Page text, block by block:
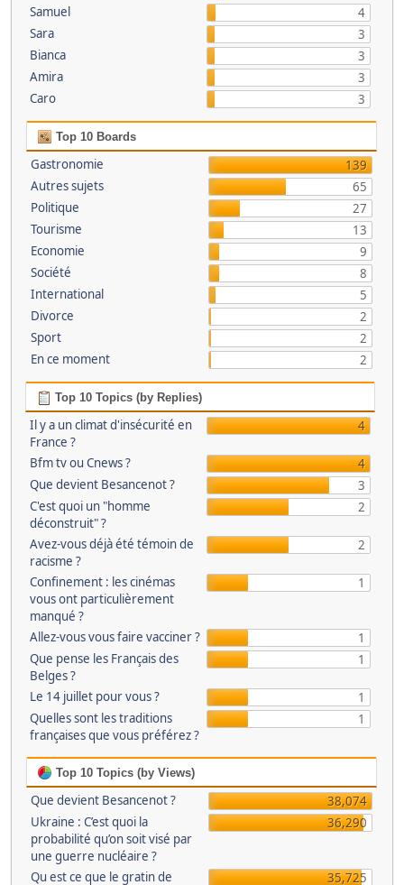
Samuel
4
Sara
3
Bianca
3
Amira
3
Caro
3
Top 10 Boards
Gastronomie
139
Autres sujets
65
Politique
27
Tourisme
13
Economie
9
Société
8
International
5
Divorce
2
Sport
2
En ce moment
2
Top 10 Topics (by Replies)
Il y a un climat d'insécurité en
France ?
4
Bfm tv ou Cnews ?
4
Que devient Besancenot ?
3
C'est quoi un "homme
déconstruit" ?
2
Avez-vous déjà été témoin de
racisme ?
2
Confinement : les cinémas
vous ont particulièrement
manqué ?
1
Allez-vous vous faire vacciner ?
1
Que pense les Français des
Belges ?
1
Le 14 juillet pour vous ?
1
Quelles sont les traditions
françaises que vous préférez ?
1
Top 10 Topics (by Views)
Que devient Besancenot ?
38,074
Ukraine : C’est quoi la
probabilité qu’on soit visé par
une guerre nucléaire ?
36,290
Qu est ce que le gratin de 35,725